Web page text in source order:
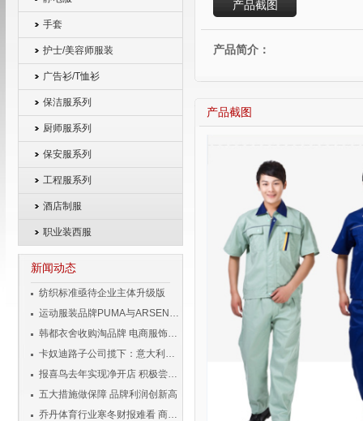
手套
护士/美容师服装
广告衫/T恤衫
保洁服系列
厨师服系列
保安服系列
工程服系列
酒店制服
职业装西服
新闻动态
纺织标准亟待企业主体升级版
运动服装品牌PUMA与ARSENAL宣布长期合作伙伴关系
韩都衣舍收购淘品牌 电商服饰企业变身投资者
卡奴迪路子公司揽下：意大利品牌男装独家经营权
报喜鸟去年实现净开店 积极尝试移动互联
五大措施做保障 品牌利润创新高
乔丹体育行业寒冬财报难看 商标侵权成风险
产品截图
产品简介：
产品截图